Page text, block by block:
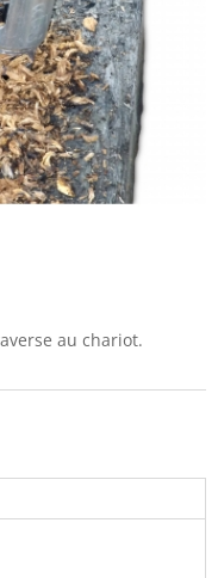
au chariot.